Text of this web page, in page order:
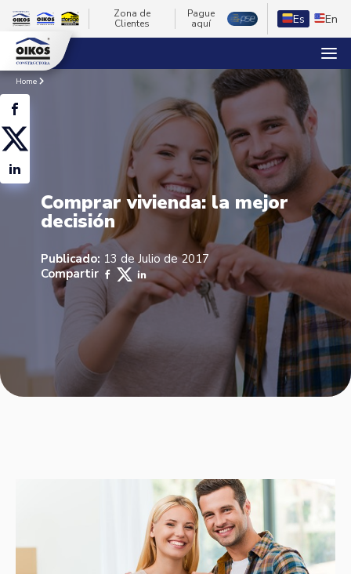
Zona de
Clientes
Pague
aquí
Es En
Home
Comprar vivienda: la mejor
decisión
Publicado: 13 de Julio de 2017
Compartir